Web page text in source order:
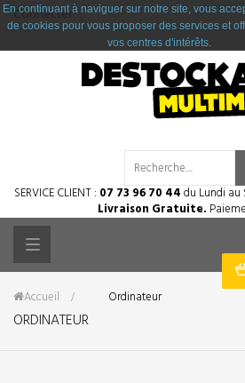
Connecter
SERVICE CLIENT : 07 73 96 70 44du Lundi au
Livraison Gratuite.
Toggle
navigation
Accueil &gt; Ordinateur
ORDINATEUR
En continuant à naviguer sur notre site, vous
de cookies pour vous proposer des services et
vos centres d'intérêts.